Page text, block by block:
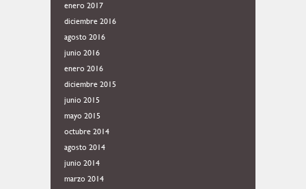
enero 2017
diciembre 2016
agosto 2016
junio 2016
enero 2016
diciembre 2015
junio 2015
mayo 2015
octubre 2014
agosto 2014
junio 2014
marzo 2014